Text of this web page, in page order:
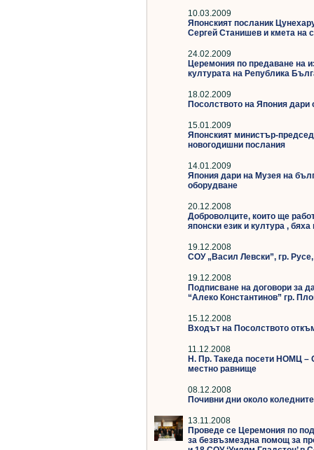
10.03.2009
Японският посланик
Сергей Станишев и кмета на
24.02.2009
Церемония по предаване на
културата на Република
18.02.2009
Посолството на Япония дари
15.01.2009
Японският министър-
новогодишни послания
14.01.2009
Япония дари на Музея на
оборудване
20.12.2008
Доброволците, които ще
японски език и култура ,
19.12.2008
СОУ „Васил Левски”, гр.
19.12.2008
Подписване на договори за
“Алеко Константинов” гр.
15.12.2008
Входът на Посолството
11.12.2008
Н. Пр. Такеда посети НОМЦ –
местно равнище
08.12.2008
Почивни дни около
13.11.2008
Проведе се Церемония по
за безвъзмездна помощ за